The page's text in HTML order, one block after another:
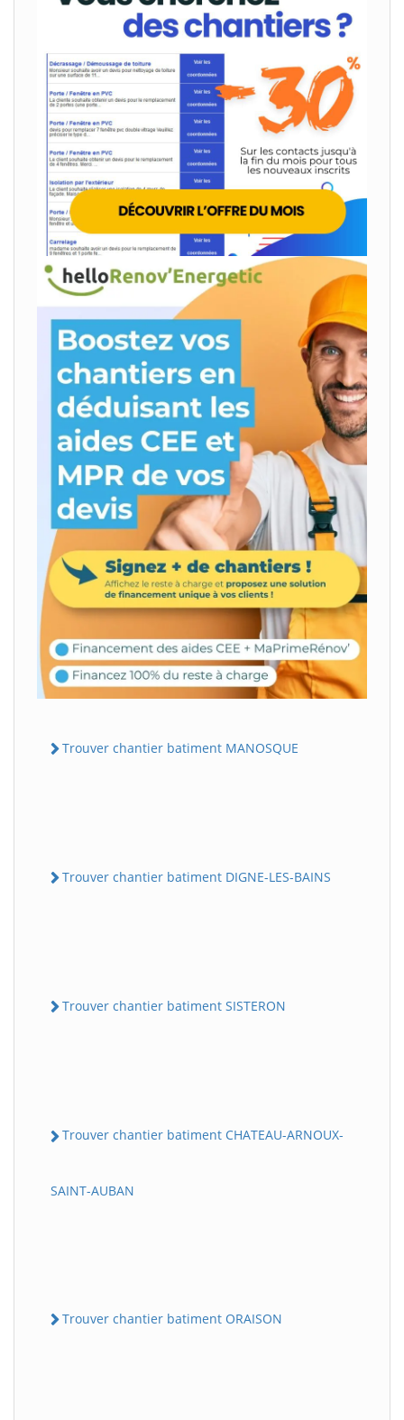
Trouver chantier batiment MANOSQUE
Trouver chantier batiment DIGNE-LES-BAINS
Trouver chantier batiment SISTERON
Trouver chantier batiment CHATEAU-ARNOUX-
SAINT-AUBAN
Trouver chantier batiment ORAISON